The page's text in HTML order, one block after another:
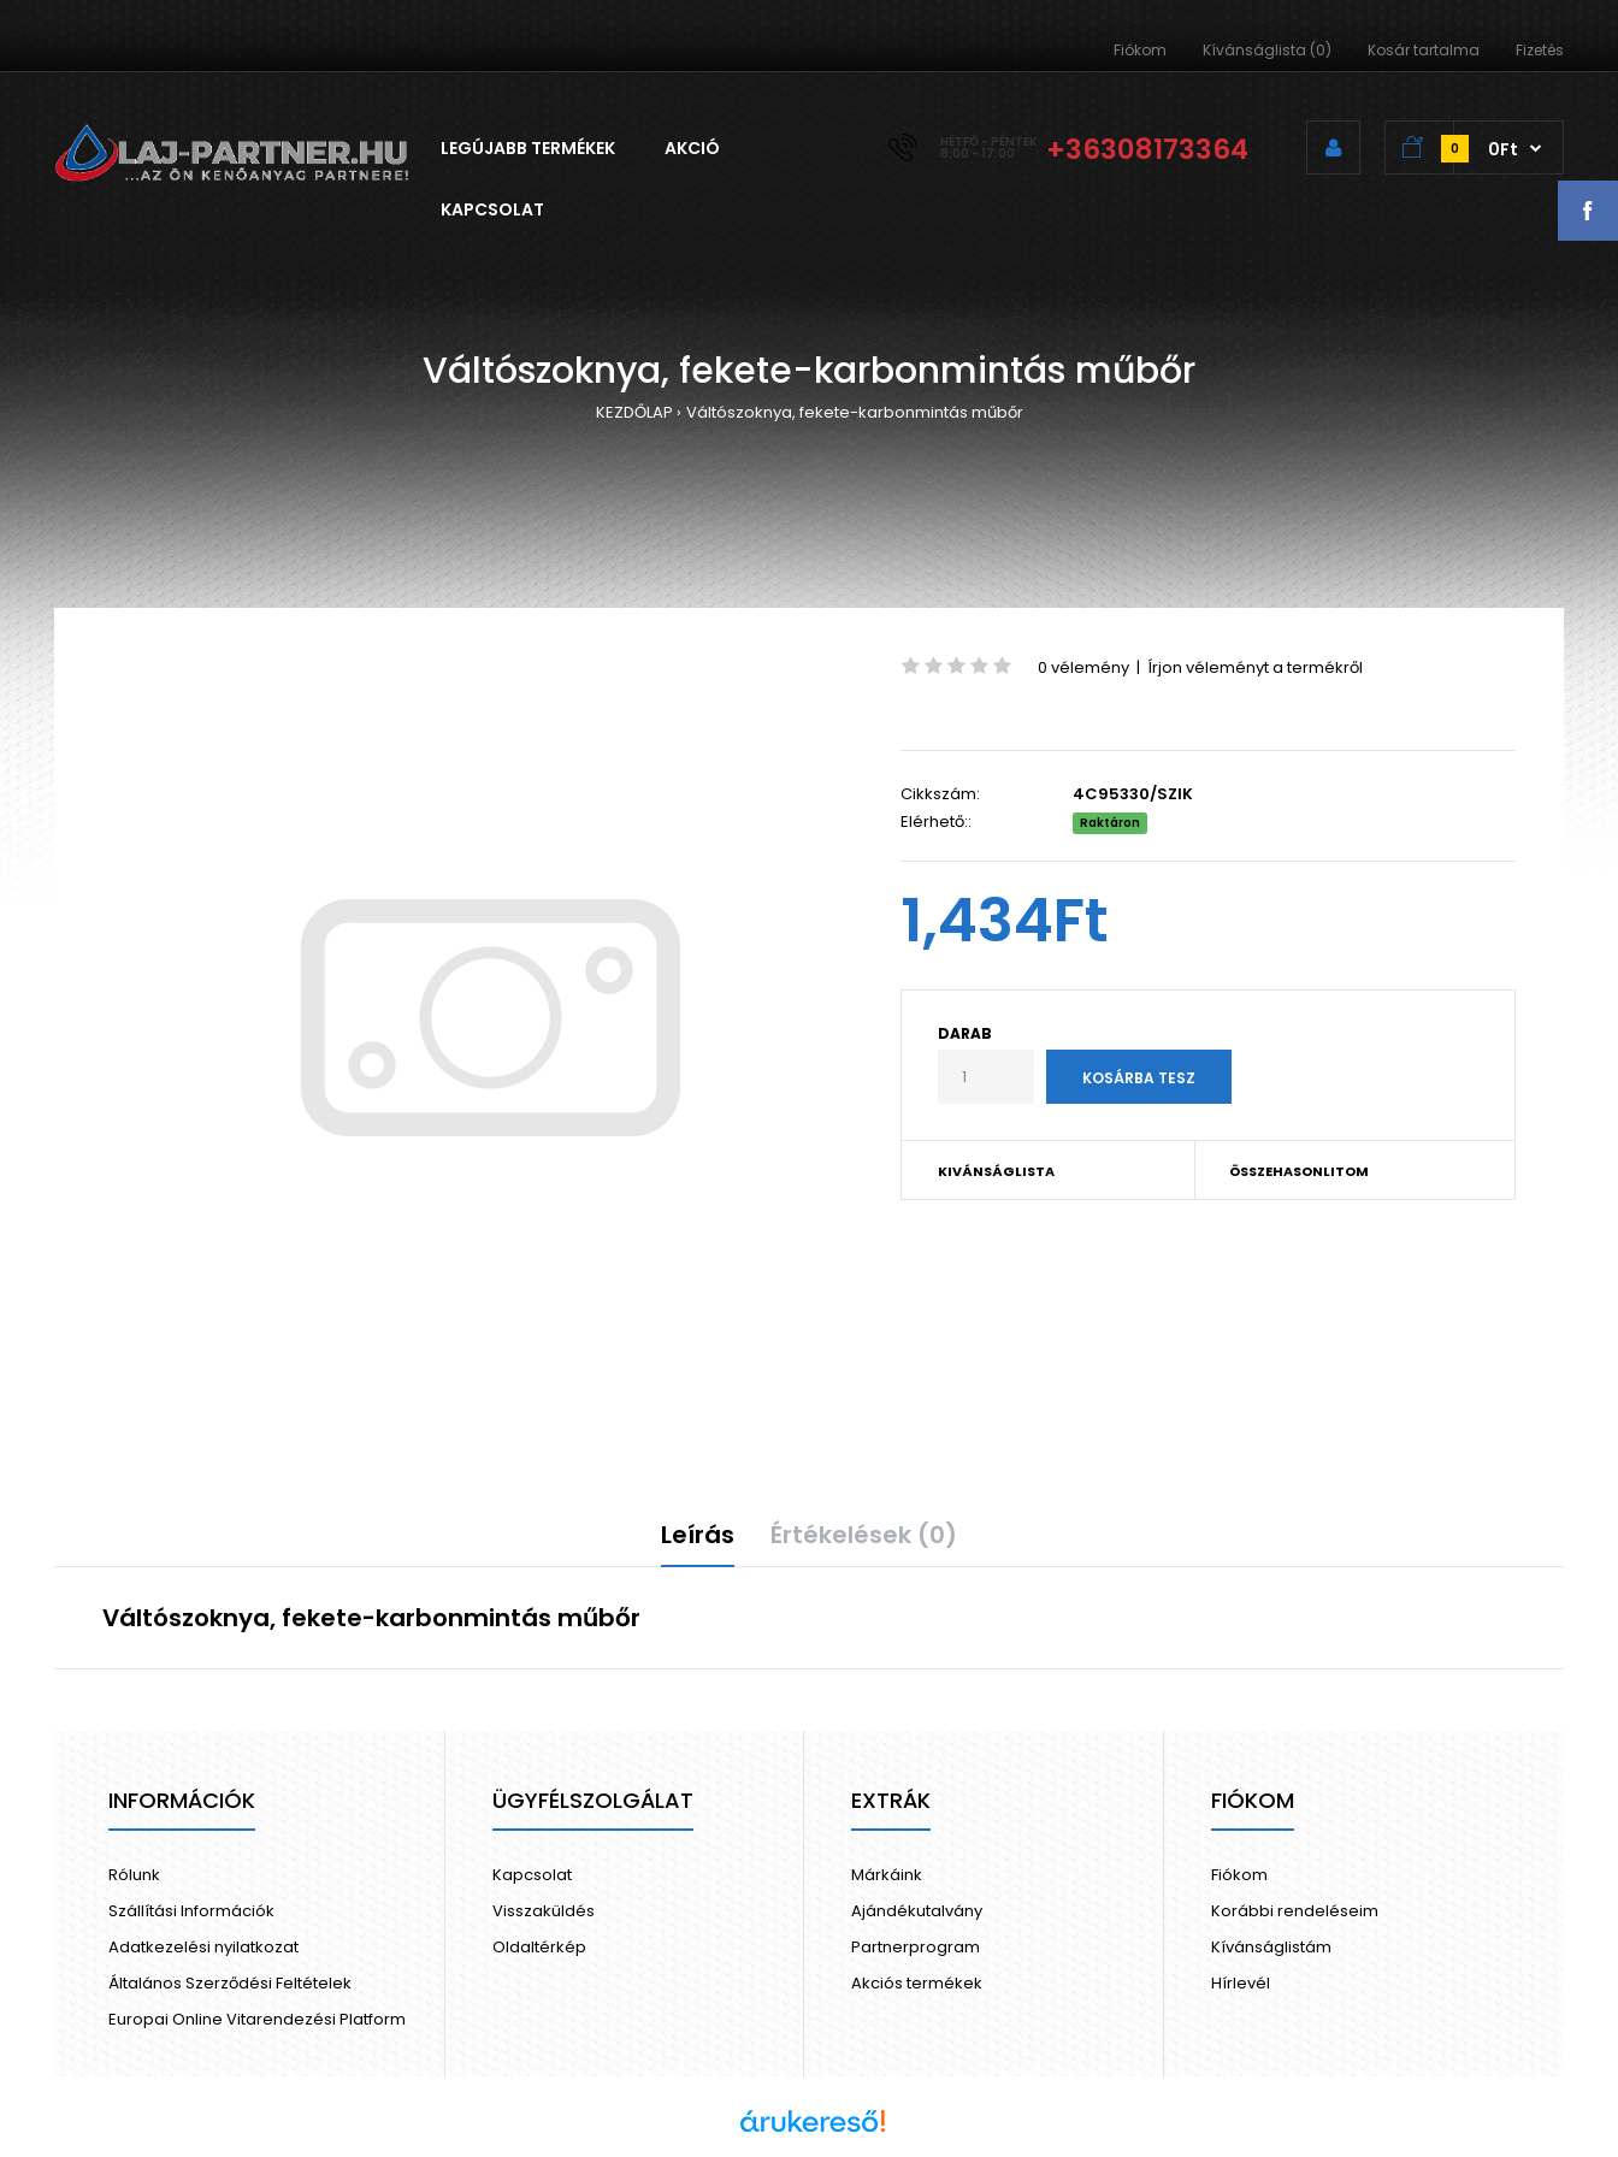
Fiókom Kívánságlista (0) Kosár tartalma Fizetés
LEGÚJABB TERMÉKEK AKCIÓ
KAPCSOLAT
HÉTFŐ - PÉNTEK
8:00 - 17:00 +36308173364 0 0Ft
Váltószoknya, fekete-karbonmintás műbőr
KEZDŐLAP Váltószoknya, fekete-karbonmintás műbőr
0 vélemény | Írjon véleményt a termékről
Cikkszám:
4C95330/SZIK
Elérhető::
Raktáron
1,434Ft
DARAB
KIVÁNSÁGLISTA ÖSSZEHASONLITOM
Leírás Értékelések (0)
Váltószoknya, fekete-karbonmintás műbőr
INFORMÁCIÓK
Rólunk
Szállítási Információk
Adatkezelési nyilatkozat
Általános Szerződési Feltételek
Europai Online Vitarendezési Platform
ÜGYFÉLSZOLGÁLAT
Kapcsolat
Visszaküldés
Oldaltérkép
EXTRÁK
Márkáink
Ajándékutalvány
Partnerprogram
Akciós termékek
FIÓKOM
Fiókom
Korábbi rendeléseim
Kívánságlistám
Hírlevél